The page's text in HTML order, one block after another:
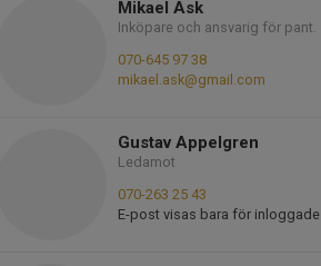
Mikael Ask
Inköpare och ansvarig för pant.
070-645 97 38
mikael.ask@gmail.com
Gustav Appelgren
Ledamot
070-263 25 43
E-post visas bara för inloggade